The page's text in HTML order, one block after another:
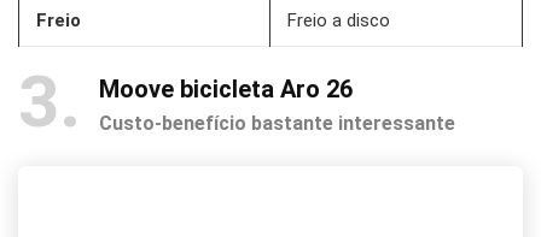
Freio Freio a disco
3 Moove bicicleta Aro 26
Custo-benefício bastante interessante